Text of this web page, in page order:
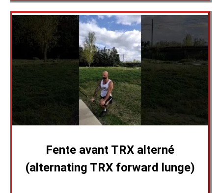
Fente avant TRX alterné
(alternating TRX forward lunge)